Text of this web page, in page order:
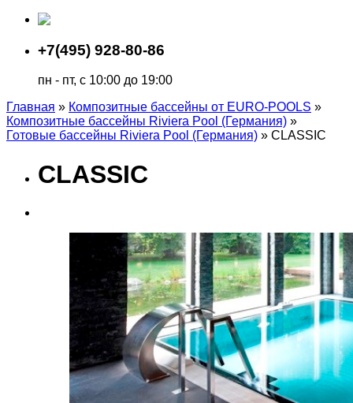
+7(495) 928-80-86
пн - пт, с 10:00 до 19:00
Главная » Композитные бассейны от EURO-POOLS »
Композитные бассейны Riviera Pool (Германия) »
Готовые бассейны Riviera Pool (Германия) » CLASSIC
CLASSIC